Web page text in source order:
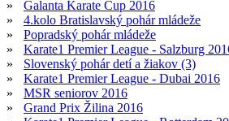
»
Galanta Karate Cup 2016
»
4.kolo Bratislavský pohár mládeže
»
Popradský pohár mládeže
»
Karate1 Premier League - Salzburg
»
Slovenský pohár detí a žiakov (3)
»
Karate1 Premier League - Dubai 2016
»
MSR seniorov 2016
»
Grand Prix Žilina 2016